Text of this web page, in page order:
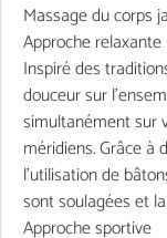
Massage du corps
Approche relaxante
Inspiré des
douceur sur
simultanément sur
méridiens. Grâce à
l'utilisation de
sont soulagées et
Approche sportive